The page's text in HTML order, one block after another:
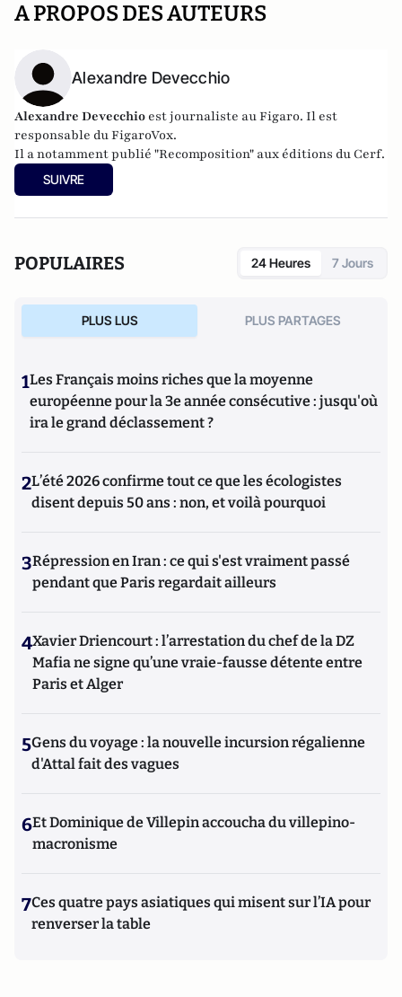
A PROPOS DES AUTEURS
Alexandre Devecchio
Alexandre Devecchio est journaliste au Figaro. Il est
responsable du FigaroVox.
Il a notamment publié "Recomposition" aux éditions du Cerf.
SUIVRE
POPULAIRES 24 Heures 7 Jours
PLUS LUS PLUS PARTAGES
1Les Français moins riches que la moyenne
européenne pour la 3e année consécutive : jusqu'où
ira le grand déclassement ?
2L’été 2026 confirme tout ce que les écologistes
disent depuis 50 ans : non, et voilà pourquoi
3Répression en Iran : ce qui s'est vraiment passé
pendant que Paris regardait ailleurs
4Xavier Driencourt : l’arrestation du chef de la DZ
Mafia ne signe qu’une vraie-fausse détente entre
Paris et Alger
5Gens du voyage : la nouvelle incursion régalienne
d'Attal fait des vagues
6Et Dominique de Villepin accoucha du villepino-
macronisme
7Ces quatre pays asiatiques qui misent sur l’IA pour
renverser la table